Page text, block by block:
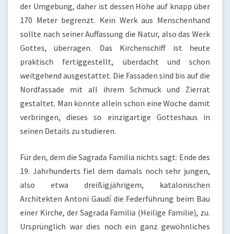
der Umgebung, daher ist dessen Höhe auf knapp über
170 Meter begrenzt. Kein Werk aus Menschenhand
sollte nach seiner Auffassung die Natur, also das Werk
Gottes, überragen. Das Kirchenschiff ist heute
praktisch fertiggestellt, überdacht und schon
weitgehend ausgestattet. Die Fassaden sind bis auf die
Nordfassade mit all ihrem Schmuck und Zierrat
gestaltet. Man könnte allein schon eine Woche damit
verbringen, dieses so einzigartige Gotteshaus in
seinen Details zu studieren.
Für den, dem die Sagrada Familia nichts sagt: Ende des
19. Jahrhunderts fiel dem damals noch sehr jungen,
also etwa dreißigjährigem, katalonischen
Architekten Antoni Gaudí die Federführung beim Bau
einer Kirche, der Sagrada Familia (Heilige Familie), zu.
Ursprünglich war dies noch ein ganz gewöhnliches